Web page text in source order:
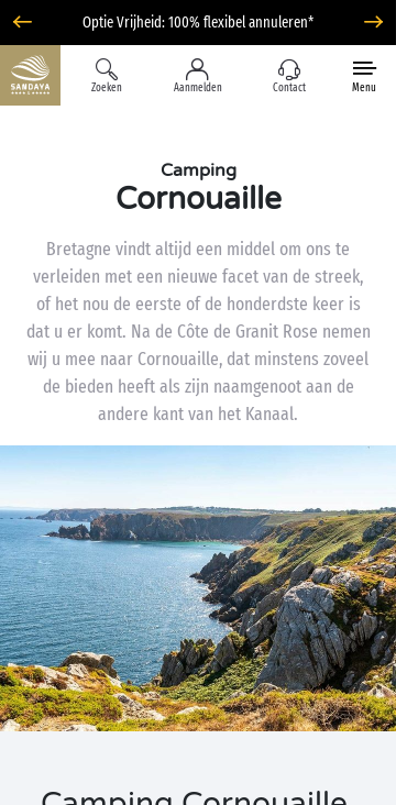
Optie Vrijheid: 100% flexibel annuleren*
Zoeken Aanmelden Contact Menu
Camping
Cornouaille
Bretagne vindt altijd een middel om ons te
verleiden met een nieuwe facet van de streek,
of het nou de eerste of de honderdste keer is
dat u er komt. Na de Côte de Granit Rose nemen
wij u mee naar Cornouaille, dat minstens zoveel
de bieden heeft als zijn naamgenoot aan de
andere kant van het Kanaal.